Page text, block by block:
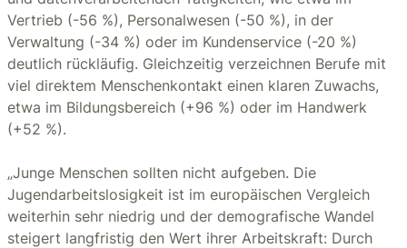
Vertrieb (-56 %), Personalwesen (-50 %), in der
Verwaltung (-34 %) oder im Kundenservice (-20 %)
deutlich rückläufig. Gleichzeitig verzeichnen Berufe mit
viel direktem Menschenkontakt einen klaren Zuwachs,
etwa im Bildungsbereich (+96 %) oder im Handwerk
(+52 %).
„Junge Menschen sollten nicht aufgeben. Die
Jugendarbeitslosigkeit ist im europäischen Vergleich
weiterhin sehr niedrig und der demografische Wandel
steigert langfristig den Wert ihrer Arbeitskraft: Durch